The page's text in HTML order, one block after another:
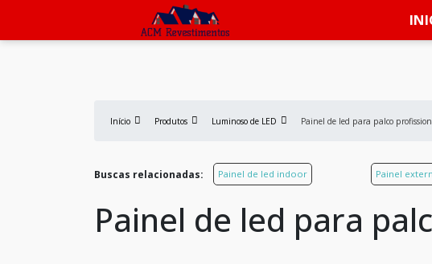
Início Produtos Luminoso de LED Painel de led para palco
Buscas relacionadas: Painel de led indoor Painel
Painel de led para